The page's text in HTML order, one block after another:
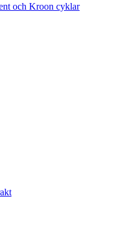
och Kroon cyklar